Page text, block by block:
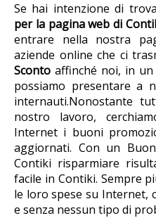
Se hai intenzione di
per la pagina web di
entrare nella nostra
aziende online che ci
Sconto affinché noi, in
possiamo presentare a
internauti.Nonostante
nostro lavoro,
Internet i buoni
aggiornati. Con un
Contiki risparmiare
facile in Contiki. Sempre
le loro spese su Internet,
e senza nessun tipo di